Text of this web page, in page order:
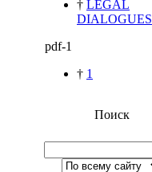
† LEGAL
DIALOGUES
pdf-1
† 1
Поиск